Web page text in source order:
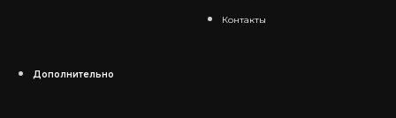
Контакты
Дополнительно